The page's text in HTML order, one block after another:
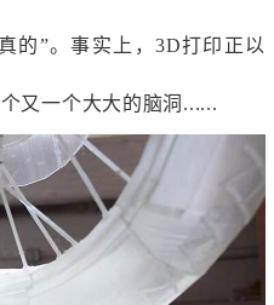
的”。事实上，3D打印正以
又一个大大的脑洞......